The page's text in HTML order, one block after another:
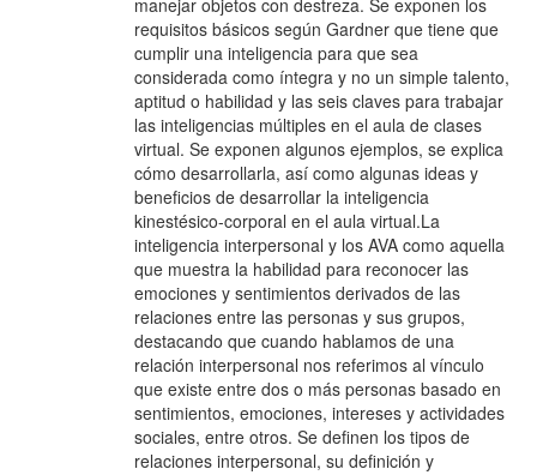
manejar objetos con destreza. Se exponen los
requisitos básicos según Gardner que tiene que
cumplir una inteligencia para que sea
considerada como íntegra y no un simple talento,
aptitud o habilidad y las seis claves para trabajar
las inteligencias múltiples en el aula de clases
virtual. Se exponen algunos ejemplos, se explica
cómo desarrollarla, así como algunas ideas y
beneficios de desarrollar la inteligencia
kinestésico-corporal en el aula virtual.La
inteligencia interpersonal y los AVA como aquella
que muestra la habilidad para reconocer las
emociones y sentimientos derivados de las
relaciones entre las personas y sus grupos,
destacando que cuando hablamos de una
relación interpersonal nos referimos al vínculo
que existe entre dos o más personas basado en
sentimientos, emociones, intereses y actividades
sociales, entre otros. Se definen los tipos de
relaciones interpersonal, su definición y